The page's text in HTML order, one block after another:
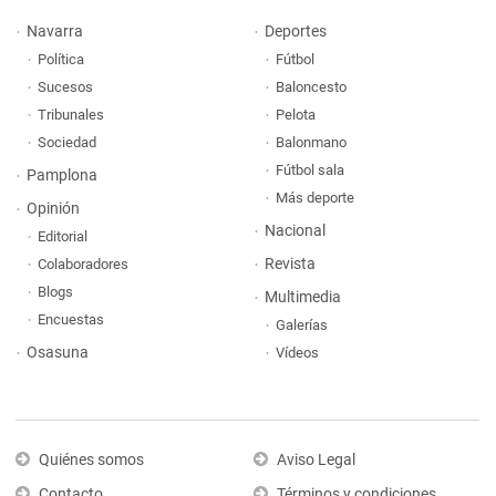
Navarra
Política
Sucesos
Tribunales
Sociedad
Pamplona
Opinión
Editorial
Colaboradores
Blogs
Encuestas
Osasuna
Deportes
Fútbol
Baloncesto
Pelota
Balonmano
Fútbol sala
Más deporte
Nacional
Revista
Multimedia
Galerías
Vídeos
Quiénes somos
Aviso Legal